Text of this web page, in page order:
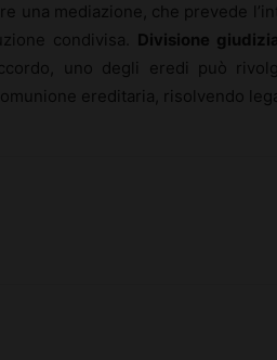
una mediazione, che prevede
condivisa. Divisione
uno degli eredi può
ereditaria, risolvendo